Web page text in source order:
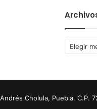
Archivos
Cholula, Puebla. C.P.